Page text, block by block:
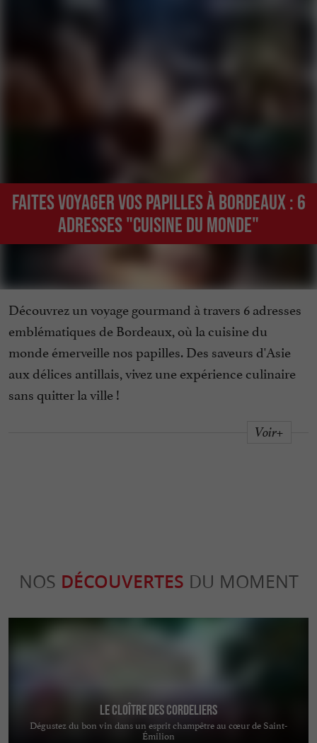
Faites voyager vos papilles à Bordeaux : 6
adresses "cuisine du monde"
Découvrez un voyage gourmand à travers 6 adresses
emblématiques de Bordeaux, où la cuisine du
monde émerveille nos papilles. Des saveurs d'Asie
aux délices antillais, vivez une expérience culinaire
sans quitter la ville !
Voir+
NOS DÉCOUVERTES DU MOMENT
Le Cloître des Cordeliers
Dégustez du bon vin dans un esprit champêtre au cœur de Saint-
Émilion